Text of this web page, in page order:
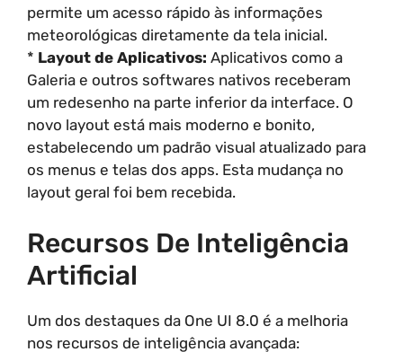
permite um acesso rápido às informações
meteorológicas diretamente da tela inicial.
* Layout de Aplicativos: Aplicativos como a
Galeria e outros softwares nativos receberam
um redesenho na parte inferior da interface. O
novo layout está mais moderno e bonito,
estabelecendo um padrão visual atualizado para
os menus e telas dos apps. Esta mudança no
layout geral foi bem recebida.
Recursos De Inteligência
Artificial
Um dos destaques da One UI 8.0 é a melhoria
nos recursos de inteligência avançada: